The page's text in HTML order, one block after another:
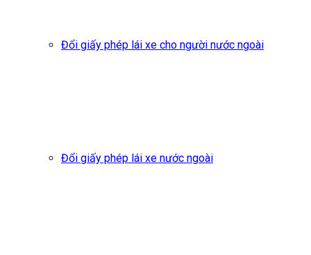
Đổi giấy phép lái xe cho người nước ngoài
Đổi giấy phép lái xe nước ngoài